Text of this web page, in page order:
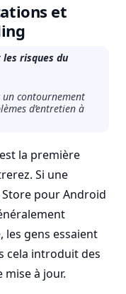
et
risques du
un contournement
d’entretien à
la première
Si une
pour Android
les gens essaient
cela introduit des
à jour.